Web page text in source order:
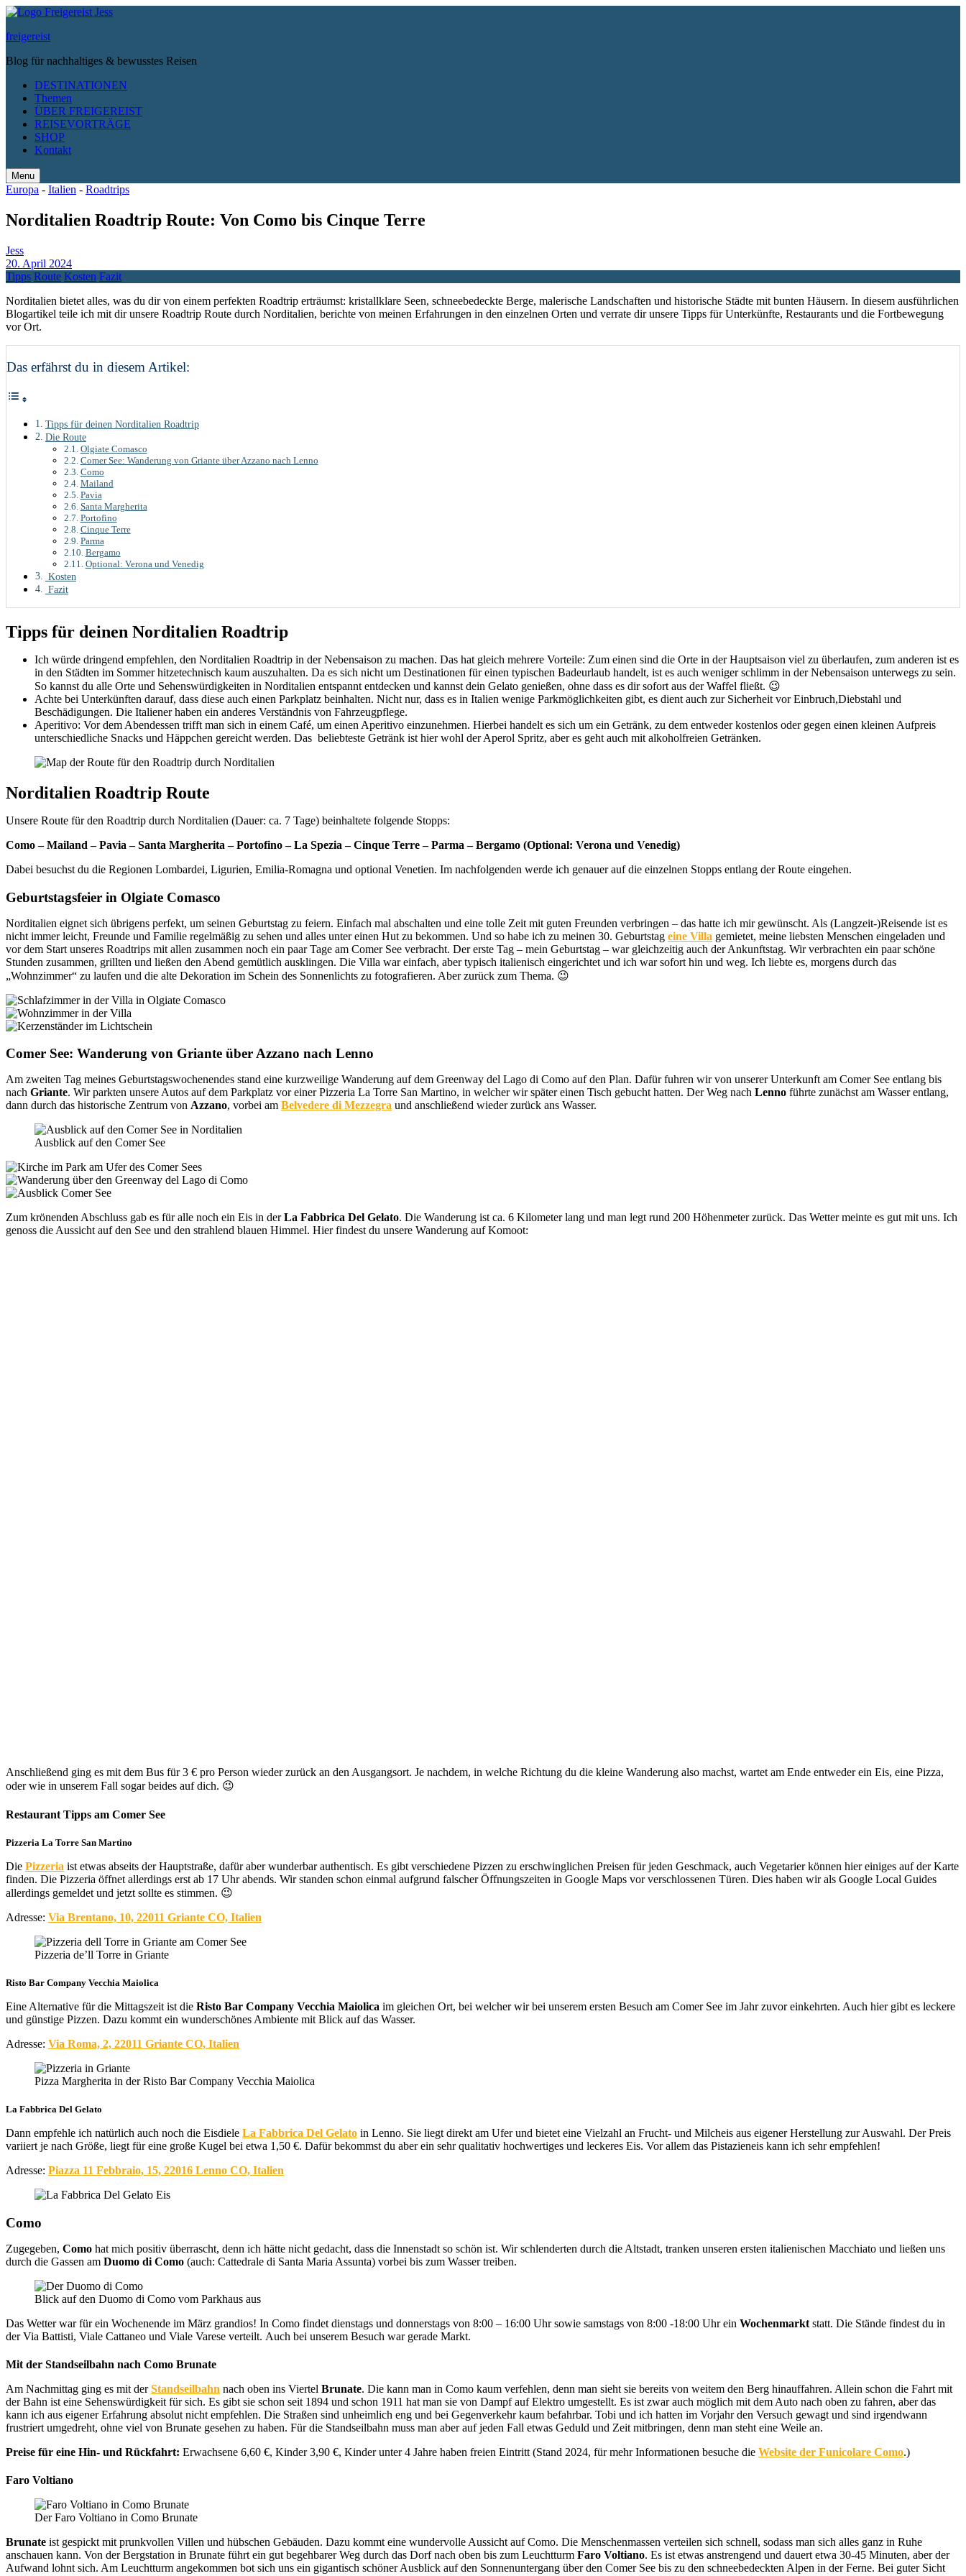
freigereist
Blog für nachhaltiges & bewusstes Reisen
DESTINATIONEN
Themen
ÜBER FREIGEREIST
REISEVORTRÄGE
SHOP
Kontakt
Menu
Search
Europa - Italien - Roadtrips
Norditalien Roadtrip Route: Von Como bis Cinque Terre
Jess
20. April 2024
Tipps Route Kosten Fazit
Norditalien bietet alles, was du dir von einem perfekten Roadtrip erträumst: kristallklare Seen, schneebedeckte Berge, malerische Landschaften und historische Städte mit bunten Häusern. In diesem ausführlichen
Blogartikel teile ich mit dir unsere Roadtrip Route durch Norditalien, berichte von meinen Erfahrungen in den einzelnen Orten und verrate dir unsere Tipps für Unterkünfte, Restaurants und die Fortbewegung
vor Ort.
Das erfährst du in diesem Artikel:
Tipps für deinen Norditalien Roadtrip
Die Route
Olgiate Comasco
Comer See: Wanderung von Griante über Azzano nach Lenno
Como
Mailand
Pavia
Santa Margherita
Portofino
Cinque Terre
Parma
Bergamo
Optional: Verona und Venedig
Kosten
Fazit
Tipps für deinen Norditalien Roadtrip
Ich würde dringend empfehlen, den Norditalien Roadtrip in der Nebensaison zu machen. Das hat gleich mehrere Vorteile: Zum einen sind die Orte in der Hauptsaison viel zu überlaufen, zum anderen ist es
in den Städten im Sommer hitzetechnisch kaum auszuhalten. Da es sich nicht um Destinationen für einen typischen Badeurlaub handelt, ist es auch weniger schlimm in der Nebensaison unterwegs zu sein.
So kannst du alle Orte und Sehenswürdigkeiten in Norditalien entspannt entdecken und kannst dein Gelato genießen, ohne dass es dir sofort aus der Waffel fließt. 😉
Achte bei Unterkünften darauf, dass diese auch einen Parkplatz beinhalten. Nicht nur, dass es in Italien wenige Parkmöglichkeiten gibt, es dient auch zur Sicherheit vor Einbruch,Diebstahl und
Beschädigungen. Die Italiener haben ein anderes Verständnis von Fahrzeugpflege.
Aperitivo: Vor dem Abendessen trifft man sich in einem Café, um einen Aperitivo einzunehmen. Hierbei handelt es sich um ein Getränk, zu dem entweder kostenlos oder gegen einen kleinen Aufpreis
unterschiedliche Snacks und Häppchen gereicht werden. Das beliebteste Getränk ist hier wohl der Aperol Spritz, aber es geht auch mit alkoholfreien Getränken.
Norditalien Roadtrip Route
Unsere Route für den Roadtrip durch Norditalien (Dauer: ca. 7 Tage) beinhaltete folgende Stopps:
Como – Mailand – Pavia – Santa Margherita – Portofino – La Spezia – Cinque Terre – Parma – Bergamo (Optional: Verona und Venedig)
Dabei besuchst du die Regionen Lombardei, Ligurien, Emilia-Romagna und optional Venetien. Im nachfolgenden werde ich genauer auf die einzelnen Stopps entlang der Route eingehen.
Geburtstagsfeier in Olgiate Comasco
Norditalien eignet sich übrigens perfekt, um seinen Geburtstag zu feiern. Einfach mal abschalten und eine tolle Zeit mit guten Freunden verbringen – das hatte ich mir gewünscht. Als (Langzeit-)Reisende ist es
nicht immer leicht, Freunde und Familie regelmäßig zu sehen und alles unter einen Hut zu bekommen. Und so habe ich zu meinen 30. Geburtstag eine Villa gemietet, meine liebsten Menschen eingeladen und
vor dem Start unseres Roadtrips mit allen zusammen noch ein paar Tage am Comer See verbracht. Der erste Tag – mein Geburtstag – war gleichzeitig auch der Ankunftstag. Wir verbrachten ein paar schöne
Stunden zusammen, grillten und ließen den Abend gemütlich ausklingen. Die Villa war einfach, aber typisch italienisch eingerichtet und ich war sofort hin und weg. Ich liebte es, morgens durch das
„Wohnzimmer“ zu laufen und die alte Dekoration im Schein des Sonnenlichts zu fotografieren. Aber zurück zum Thema. 😉
Comer See: Wanderung von Griante über Azzano nach Lenno
Am zweiten Tag meines Geburtstagswochenendes stand eine kurzweilige Wanderung auf dem Greenway del Lago di Como auf den Plan. Dafür fuhren wir von unserer Unterkunft am Comer See entlang bis
nach Griante. Wir parkten unsere Autos auf dem Parkplatz vor einer Pizzeria La Torre San Martino, in welcher wir später einen Tisch gebucht hatten. Der Weg nach Lenno führte zunächst am Wasser entlang,
dann durch das historische Zentrum von Azzano, vorbei am Belvedere di Mezzegra und anschließend wieder zurück ans Wasser.
Ausblick auf den Comer See
Zum krönenden Abschluss gab es für alle noch ein Eis in derLa Fabbrica Del Gelato. Die Wanderung ist ca. 6 Kilometer lang und man legt rund 200 Höhenmeter zurück. Das Wetter meinte es gut mit uns. Ich
genoss die Aussicht auf den See und den strahlend blauen Himmel. Hier findest du unsere Wanderung auf Komoot:
Anschließend ging es mit dem Bus für 3 € pro Person wieder zurück an den Ausgangsort. Je nachdem, in welche Richtung du die kleine Wanderung also machst, wartet am Ende entweder ein Eis, eine Pizza,
oder wie in unserem Fall sogar beides auf dich. 😉
Restaurant Tipps am Comer See
Pizzeria La Torre San Martino
Die Pizzeria ist etwas abseits der Hauptstraße, dafür aber wunderbar authentisch. Es gibt verschiedene Pizzen zu erschwinglichen Preisen für jeden Geschmack, auch Vegetarier können hier einiges auf der Karte
finden. Die Pizzeria öffnet allerdings erst ab 17 Uhr abends. Wir standen schon einmal aufgrund falscher Öffnungszeiten in Google Maps vor verschlossenen Türen. Dies haben wir als Google Local Guides
allerdings gemeldet und jetzt sollte es stimmen. 😉
Adresse: Via Brentano, 10, 22011 Griante CO, Italien
Pizzeria de’ll Torre in Griante
Risto Bar Company Vecchia Maiolica
Eine Alternative für die Mittagszeit ist die Risto Bar Company Vecchia Maiolica im gleichen Ort, bei welcher wir bei unserem ersten Besuch am Comer See im Jahr zuvor einkehrten. Auch hier gibt es leckere
und günstige Pizzen. Dazu kommt ein wunderschönes Ambiente mit Blick auf das Wasser.
Adresse: Via Roma, 2, 22011 Griante CO, Italien
Pizza Margherita in der Risto Bar Company Vecchia Maiolica
La Fabbrica Del Gelato
Dann empfehle ich natürlich auch noch die Eisdiele La Fabbrica Del Gelato in Lenno. Sie liegt direkt am Ufer und bietet eine Vielzahl an Frucht- und Milcheis aus eigener Herstellung zur Auswahl. Der Preis
variiert je nach Größe, liegt für eine große Kugel bei etwa 1,50 €. Dafür bekommst du aber ein sehr qualitativ hochwertiges und leckeres Eis. Vor allem das Pistazieneis kann ich sehr empfehlen!
Adresse: Piazza 11 Febbraio, 15, 22016 Lenno CO, Italien
Como
Zugegeben, Como hat mich positiv überrascht, denn ich hätte nicht gedacht, dass die Innenstadt so schön ist. Wir schlenderten durch die Altstadt, tranken unseren ersten italienischen Macchiato und ließen uns
durch die Gassen am Duomo di Como (auch: Cattedrale di Santa Maria Assunta) vorbei bis zum Wasser treiben.
Blick auf den Duomo di Como vom Parkhaus aus
Das Wetter war für ein Wochenende im März grandios! In Como findet dienstags und donnerstags von 8:00 – 16:00 Uhr sowie samstags von 8:00 -18:00 Uhr ein Wochenmarkt statt. Die Stände findest du in
der Via Battisti, Viale Cattaneo und Viale Varese verteilt. Auch bei unserem Besuch war gerade Markt.
Mit der Standseilbahn nach Como Brunate
Am Nachmittag ging es mit derStandseilbahn nach oben ins Viertel Brunate. Die kann man in Como kaum verfehlen, denn man sieht sie bereits von weitem den Berg hinauffahren. Allein schon die Fahrt mit
der Bahn ist eine Sehenswürdigkeit für sich. Es gibt sie schon seit 1894 und schon 1911 hat man sie von Dampf auf Elektro umgestellt. Es ist zwar auch möglich mit dem Auto nach oben zu fahren, aber das
kann ich aus eigener Erfahrung absolut nicht empfehlen. Die Straßen sind unheimlich eng und bei Gegenverkehr kaum befahrbar. Tobi und ich hatten im Vorjahr den Versuch gewagt und sind irgendwann
frustriert umgedreht, ohne viel von Brunate gesehen zu haben. Für die Standseilbahn muss man aber auf jeden Fall etwas Geduld und Zeit mitbringen, denn man steht eine Weile an.
Preise für eine Hin- und Rückfahrt: Erwachsene 6,60 €, Kinder 3,90 €, Kinder unter 4 Jahre haben freien Eintritt (Stand 2024, für mehr Informationen besuche die Website der Funicolare Como.)
Faro Voltiano
Der Faro Voltiano in Como Brunate
Brunate ist gespickt mit prunkvollen Villen und hübschen Gebäuden. Dazu kommt eine wundervolle Aussicht auf Como. Die Menschenmassen verteilen sich schnell, sodass man sich alles ganz in Ruhe
anschauen kann. Von der Bergstation in Brunate führt ein gut begehbarer Weg durch das Dorf nach oben bis zum Leuchtturm Faro Voltiano. Es ist etwas anstrengend und dauert etwa 30-45 Minuten, aber der
Aufwand lohnt sich. Am Leuchtturm angekommen bot sich uns ein gigantisch schöner Ausblick auf den Sonnenuntergang über den Comer See bis zu den schneebedeckten Alpen in der Ferne. Bei guter Sicht